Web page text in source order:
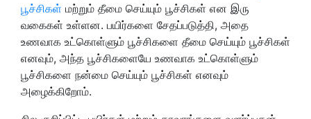
பூச்சிகள் மற்றும் தீமை செய்யும் பூச்சிகள் என இரு
வகைகள் உள்ளன. பயிர்களை சேதப்படுத்தி, அதை
உணவாக உட்கொள்ளும் பூச்சிகளை தீமை செய்யும் பூச்சிகள்
எனவும், அந்த பூச்சிகளையே உணவாக உட்கொள்ளும்
பூச்சிகளை நன்மை செய்யும் பூச்சிகள் எனவும்
அழைக்கிறோம்.